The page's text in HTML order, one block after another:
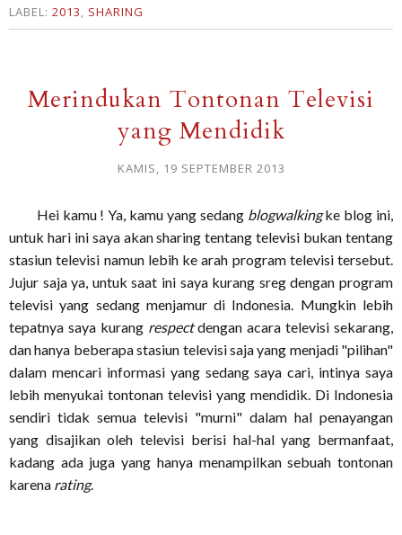
LABEL: 2013, SHARING
Merindukan Tontonan Televisi
yang Mendidik
KAMIS, 19 SEPTEMBER 2013
Hei kamu ! Ya, kamu yang sedang blogwalkingke blog ini,
untuk hari ini saya akan sharing tentang televisi bukan tentang
stasiun televisi namun lebih ke arah program televisi tersebut.
Jujur saja ya, untuk saat ini saya kurang sreg dengan program
televisi yang sedang menjamur di Indonesia. Mungkin lebih
tepatnya saya kurang respectdengan acara televisi sekarang,
dan hanya beberapa stasiun televisi saja yang menjadi "pilihan"
dalam mencari informasi yang sedang saya cari, intinya saya
lebih menyukai tontonan televisi yang mendidik. Di Indonesia
sendiri tidak semua televisi "murni" dalam hal penayangan
yang disajikan oleh televisi berisi hal-hal yang bermanfaat,
kadang ada juga yang hanya menampilkan sebuah tontonan
karena rating.